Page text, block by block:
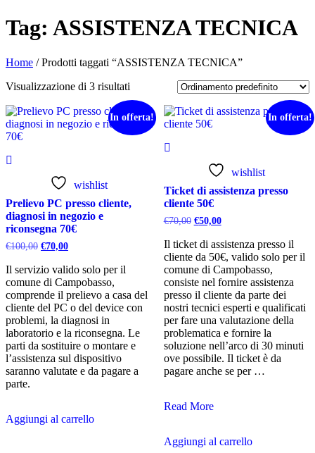
Tag: ASSISTENZA TECNICA
Home / Prodotti taggati “ASSISTENZA TECNICA”
Visualizzazione di 3 risultati
In offerta!
wishlist
Prelievo PC presso cliente,
diagnosi in negozio e
riconsegna 70€
€100,00 Il
originale
era:
€100,00.
€70,00Il
attuale
è:
€70,00.
Il servizio valido solo per il
comune di Campobasso,
comprende il prelievo a casa del
cliente del PC o del device con
problemi, la diagnosi in
laboratorio e la riconsegna. Le
parti da sostituire o montare e
l’assistenza sul dispositivo
saranno valutate e da pagare a
parte.
Aggiungi al carrello
In offerta!
wishlist
Ticket di assistenza presso
cliente 50€
€70,00 Il
originale
era:
€70,00.
€50,00Il
attuale
è:
€50,00.
Il ticket di assistenza presso il
cliente da 50€, valido solo per il
comune di Campobasso,
consiste nel fornire assistenza
presso il cliente da parte dei
nostri tecnici esperti e qualificati
per fare una valutazione della
problematica e fornire la
soluzione nell’arco di 30 minuti
ove possibile. Il ticket è da
pagare anche se per …
Ticket
presso
Read More
Aggiungi al carrello